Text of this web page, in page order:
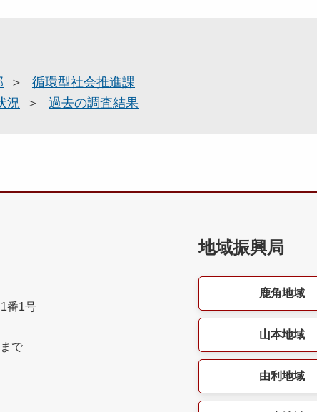
循環型社会推進課
況
過去の調査結果
番1号
で
地域振興局
鹿角地域
山本地域
由利地域